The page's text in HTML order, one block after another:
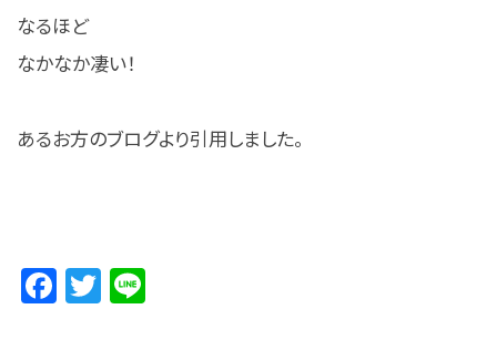
なるほど
なかなか凄い！
あるお方のブログより引用しました。
Facebook
Twitter